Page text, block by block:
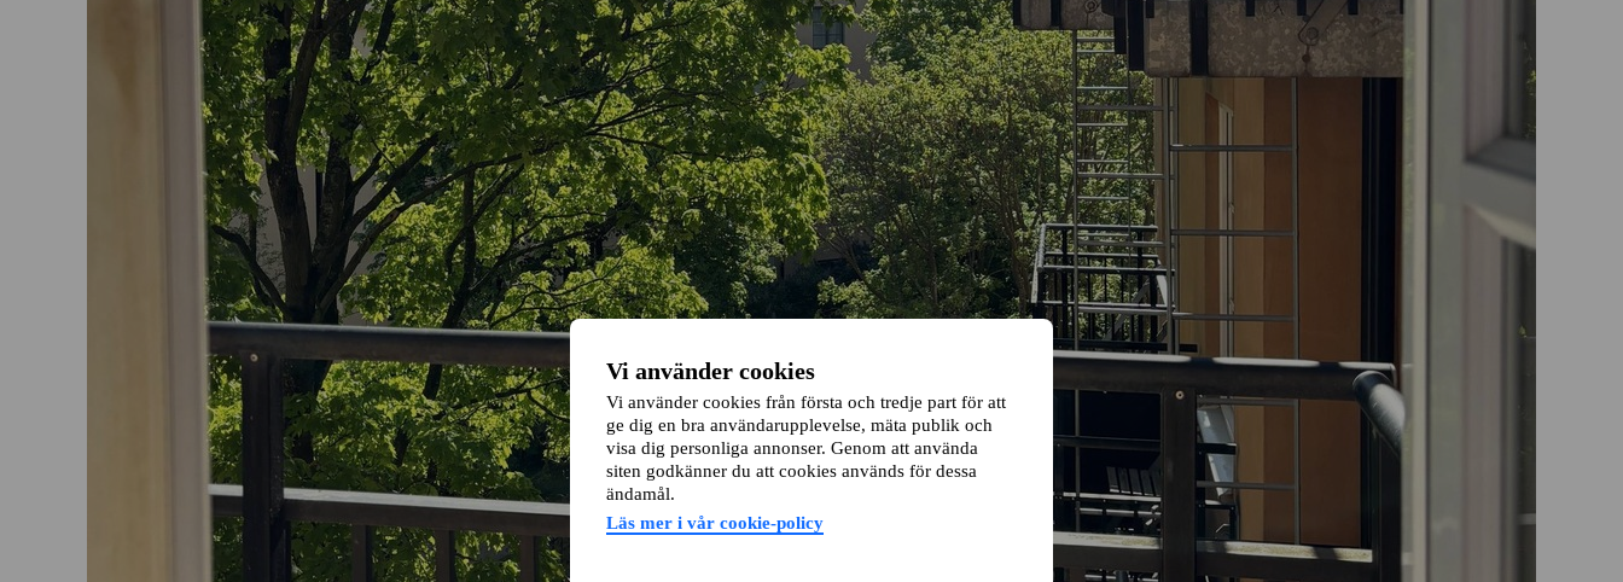
Vi använder cookies
Vi använder cookies från första och tredje part för att
ge dig en bra användarupplevelse, mäta publik och
visa dig personliga annonser. Genom att använda
siten godkänner du att cookies används för dessa
ändamål.
Läs mer i vår cookie-policy